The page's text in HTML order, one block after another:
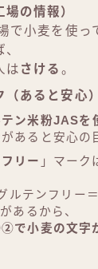
の情報）
で小麦を使っ
は さける 。
あると安心）
ン米粉JASを
あると安心の
リー 」マーク
ルテンフリー
あるから、
で小麦の文字